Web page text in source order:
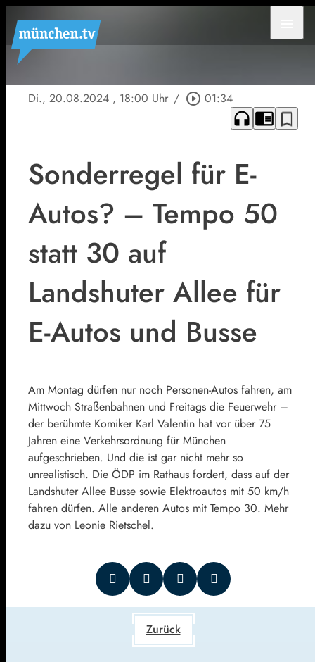
Di., 20.08.2024 , 18:00 Uhr / play_circle_outline 01:34
headphones chrome_reader_mode bookmark_border
Sonderregel für E-
Autos? – Tempo 50
statt 30 auf
Landshuter Allee für
E-Autos und Busse
Am Montag dürfen nur noch Personen-Autos fahren, am
Mittwoch Straßenbahnen und Freitags die Feuerwehr –
der berühmte Komiker Karl Valentin hat vor über 75
Jahren eine Verkehrsordnung für München
aufgeschrieben. Und die ist gar nicht mehr so
unrealistisch. Die ÖDP im Rathaus fordert, dass auf der
Landshuter Allee Busse sowie Elektroautos mit 50 km/h
fahren dürfen. Alle anderen Autos mit Tempo 30. Mehr
dazu von Leonie Rietschel.
Zurück